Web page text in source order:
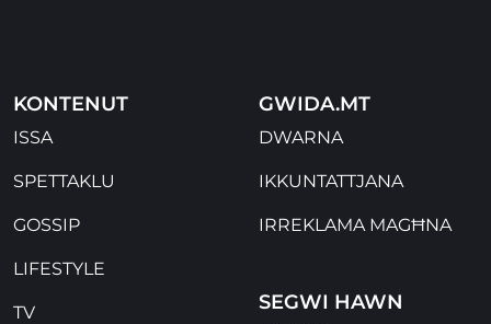
KONTENUT
ISSA
SPETTAKLU
GOSSIP
LIFESTYLE
TV
GWIDA.MT
DWARNA
IKKUNTATTJANA
IRREKLAMA MAGĦNA
SEGWI HAWN